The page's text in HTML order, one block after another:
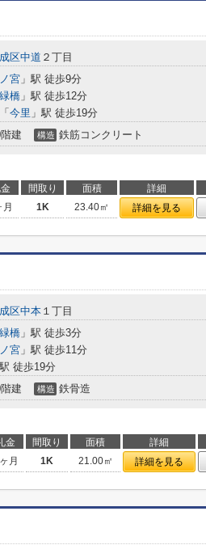
区中道 ２丁目
宮 」駅 徒歩9分
緑橋 」駅 徒歩12分
「 今里 」駅 徒歩19分
建 構造 鉄筋コンクリート
間取り 面積 詳細
月 1K 23.40㎡ 詳細を見る
区中本 １丁目
緑橋 」駅 徒歩3分
宮 」駅 徒歩11分
徒歩19分
建 構造 鉄骨造
金 間取り 面積 詳細
月 1K 21.00㎡ 詳細を見る